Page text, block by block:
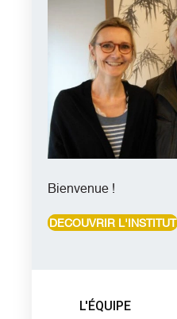
Bienvenue !
DECOUVRIR L'INSTITUT
L'ÉQUIPE